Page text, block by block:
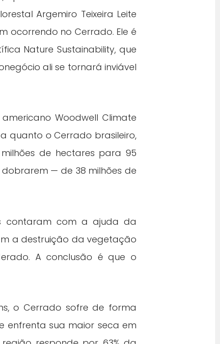
Argemiro Teixeira Leite
ocorrendo no Cerrado. Ele é
Nature Sustainability, que
ali se tornará inviável
Woodwell Climate
quanto o Cerrado brasileiro,
de hectares para 95
— de 38 milhões de
contaram com a ajuda da
a destruição da vegetação
A conclusão é que o
o Cerrado sofre de forma
enfrenta sua maior seca em